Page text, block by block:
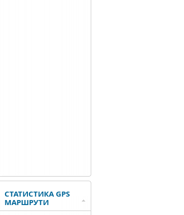
СТАТИСТИКА GPS
МАРШРУТИ